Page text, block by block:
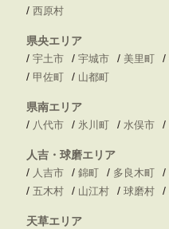
/ 西原村
県央エリア
/ 宇土市 / 宇城市 / 美里町 /
/ 甲佐町 / 山都町
県南エリア
/ 八代市 / 氷川町 / 水俣市 /
人吉・球磨エリア
/ 人吉市 / 錦町 / 多良木町 /
/ 五木村 / 山江村 / 球磨村 /
天草エリア